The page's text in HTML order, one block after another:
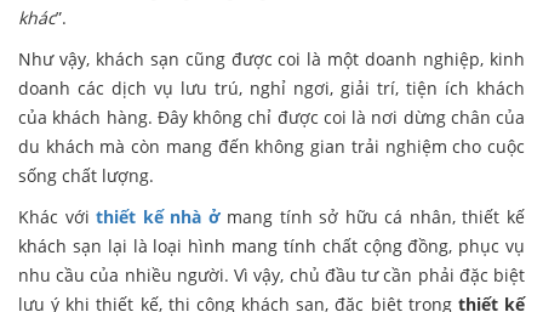
khác”.
Như vậy, khách sạn cũng được coi là một doanh nghiệp, kinh
doanh các dịch vụ lưu trú, nghỉ ngơi, giải trí, tiện ích khách
của khách hàng. Đây không chỉ được coi là nơi dừng chân của
du khách mà còn mang đến không gian trải nghiệm cho cuộc
sống chất lượng.
Khác vớithiết kế nhà ởmang tính sở hữu cá nhân, thiết kế
khách sạn lại là loại hình mang tính chất cộng đồng, phục vụ
nhu cầu của nhiều người. Vì vậy, chủ đầu tư cần phải đặc biệt
lưu ý khi thiết kế, thi công khách sạn, đặc biệt trong thiết kế